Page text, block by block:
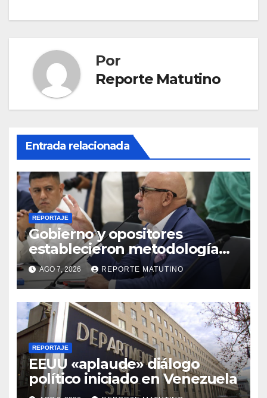
Por
Reporte Matutino
Entrada relacionada
REPORTAJE
Gobierno y opositores
establecieron metodología
para el proceso de diálogo en
Venezuela
AGO 7, 2026 REPORTE MATUTINO
REPORTAJE
EEUU «aplaude» diálogo
político iniciado en Venezuela